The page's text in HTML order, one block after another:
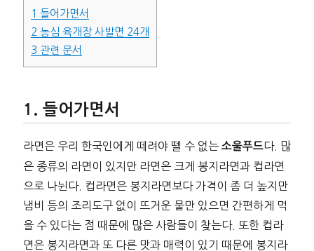
1 들어가면서
2 농심 육개장 사발면 24개
3 관련 문서
들어가면서
라면은 우리 한국인에게 떼려야 뗄 수 없는 소울푸드다. 많
은 종류의 라면이 있지만 라면은 크게 봉지라면과 컵라면
으로 나뉜다. 컵라면은 봉지라면보다 가격이 좀 더 높지만
냄비 등의 조리도구 없이 뜨거운 물만 있으면 간편하게 먹
을 수 있다는 점 때문에 많은 사람들이 찾는다. 또한 컵라
면은 봉지라면과 또 다른 맛과 매력이 있기 때문에 봉지라